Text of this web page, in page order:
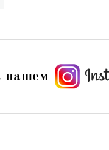
нашем